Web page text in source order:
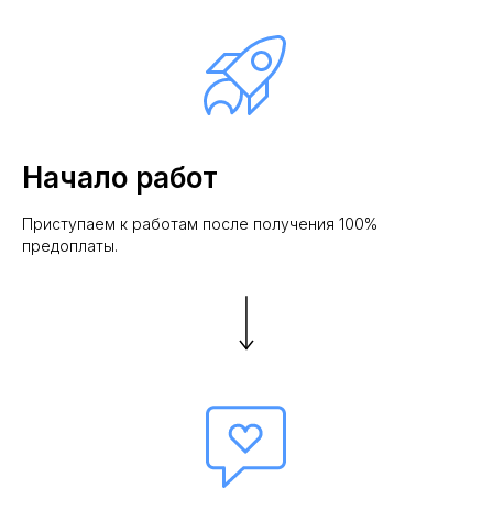
Начало работ
Приступаем к работам после получения 100%
предоплаты.